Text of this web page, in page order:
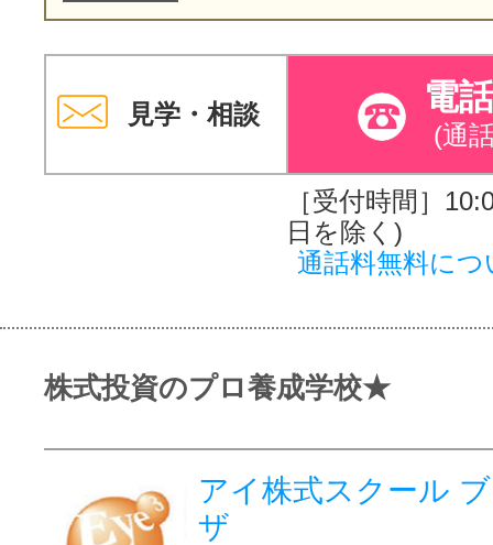
見学・相談 電
(通
［受付時間］
日を除く)
通話料無料につ
株式投資のプロ養成学校★
アイ株式スクール
ザ